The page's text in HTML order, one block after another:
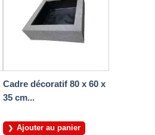
Cadre décoratif 80 x 60 x
35 cm...
Ajouter au panier